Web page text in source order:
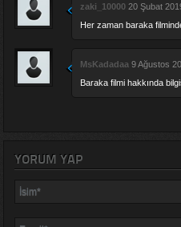
zaki_10000 20 Şubat
Her zaman baraka
MsKadadaa 9 Ağustos
Baraka filmi hakkında
YORUM YAP